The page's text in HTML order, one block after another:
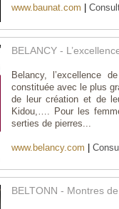
www.baunat.com
BELANCY -
Belancy, l’excellence
constituée avec le plus
de leur création et de
Kidou,…. Pour les
serties de pierres...
www.belancy.com
BELTONN - Montres